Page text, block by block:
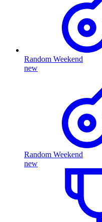
Random Weekend
new
Random Weekend
new